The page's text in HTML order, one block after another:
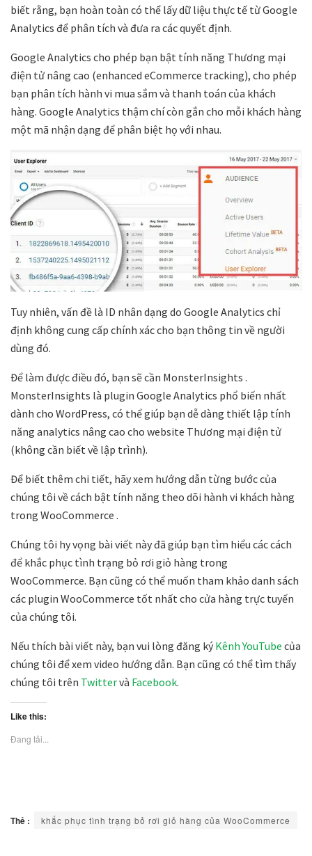
biết rằng, bạn hoàn toàn có thể lấy dữ liệu thực tế từ Google
Analytics để phân tích và đưa ra các quyết định.
Google Analytics cho phép bạn bật tính năng Thương mại
điện tử nâng cao (enhanced eCommerce tracking), cho phép
bạn phân tích hành vi mua sắm và thanh toán của khách
hàng. Google Analytics thậm chí còn gắn cho mỗi khách hàng
một mã nhận dạng để phân biệt họ với nhau.
Tuy nhiên, vấn đề là ID nhân dạng do Google Analytics chỉ
định không cung cấp chính xác cho bạn thông tin về người
dùng đó.
Để làm được điều đó, bạn sẽ cần MonsterInsights .
MonsterInsights là plugin Google Analytics phổ biến nhất
dành cho WordPress, có thể giúp bạn dễ dàng thiết lập tính
năng analytics nâng cao cho website Thương mại điện tử
(không cần biết về lập trình).
Để biết thêm chi tiết, hãy xem hướng dẫn từng bước của
chúng tôi về cách bật tính năng theo dõi hành vi khách hàng
trong WooCommerce .
Chúng tôi hy vọng bài viết này đã giúp bạn tìm hiểu các cách
để khắc phục tình trạng bỏ rơi giỏ hàng trong
WooCommerce. Bạn cũng có thể muốn tham khảo danh sách
các plugin WooCommerce tốt nhất cho cửa hàng trực tuyến
của chúng tôi.
Nếu thích bài viết này, bạn vui lòng đăng ký Kênh YouTube của
chúng tôi để xem video hướng dẫn. Bạn cũng có thể tìm thấy
chúng tôi trên Twittervà Facebook.
Like this:
Đang tải...
Thẻ : khắc phục tình trạng bỏ rơi giỏ hàng của WooCommerce